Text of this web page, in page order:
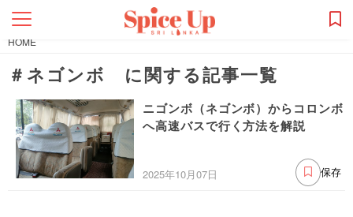
HOME
＃ネゴンボ に関する記事一覧
ニゴンボ（ネゴンボ）からコロンボ
へ高速バスで行く方法を解説
2025年10月07日 保存